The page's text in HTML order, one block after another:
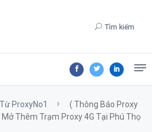
Tìm kiếm
ProxyNo1
( Thông Báo Proxy
Mở Thêm Trạm Proxy 4G Tại Phú Thọ